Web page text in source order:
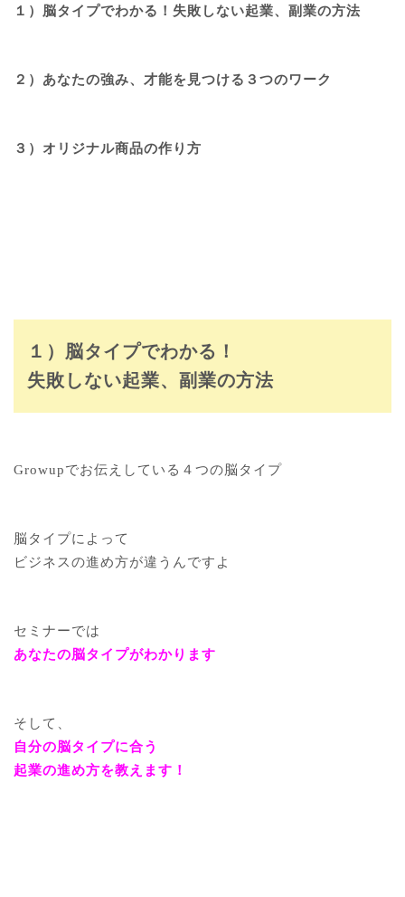
１）脳タイプでわかる！失敗しない起業、副業の方法
２）あなたの強み、才能を見つける３つのワーク
３）オリジナル商品の作り方
１）脳タイプでわかる！
失敗しない起業、副業の方法
Growupでお伝えしている４つの脳タイプ
脳タイプによって
ビジネスの進め方が違うんですよ
セミナーでは
あなたの脳タイプがわかります
そして、
自分の脳タイプに合う
起業の進め方を教えます！